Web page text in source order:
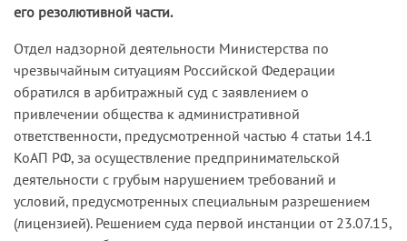
его резолютивной части.
Отдел надзорной деятельности Министерства по
чрезвычайным ситуациям Российской Федерации
обратился в арбитражный суд с заявлением о
привлечении общества к административной
ответственности, предусмотренной частью 4 статьи 14.1
КоАП РФ, за осуществление предпринимательской
деятельности с грубым нарушением требований и
условий, предусмотренных специальным разрешением
(лицензией). Решением суда первой инстанции от 23.07.15,